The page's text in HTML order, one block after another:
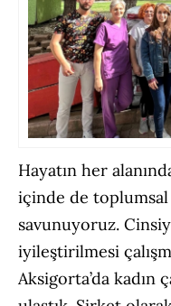
Hayatın her
içinde de
savunuyoruz.
iyileştirilmesi
Aksigorta’da kadın